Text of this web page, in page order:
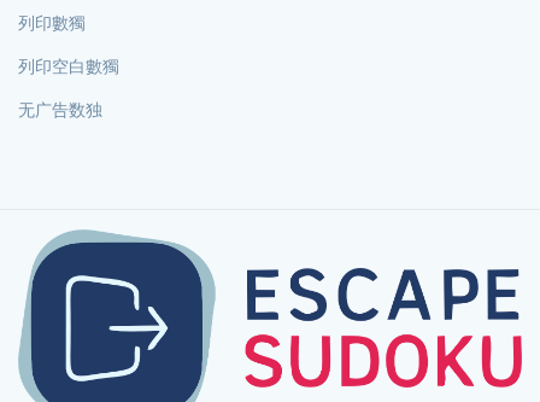
列印數獨
列印空白數獨
无广告数独